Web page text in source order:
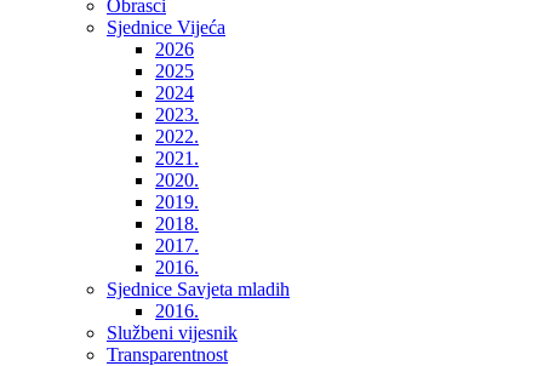
Obrasci
Sjednice Vijeća
2026
2025
2024
2023.
2022.
2021.
2020.
2019.
2018.
2017.
2016.
Sjednice Savjeta mladih
2016.
Službeni vijesnik
Transparentnost